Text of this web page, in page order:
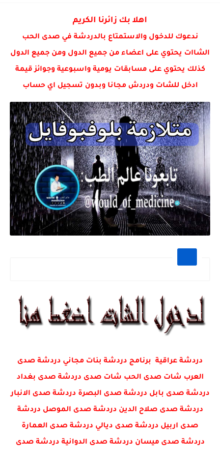
اهلا بك زائرنا الكريم
ندعوك للدخول والاستمتاع بالدردشة في صدى الحب
الشاات يحتوي على اعضاء من جميع الدول ومن جميع الدول
كذلك يحتوي على مسابقات يومية واسبوعية وجوائز قيمة
ادخل للشات ودردش مجانا وبدون تسجيل اي حساب
دردشة عراقية برنامج دردشة بنات مجاني دردشة صدى
العرب شات صدى الحب شات صدى دردشة صدى بغداد
دردشة صدى بابل دردشة صدى البصرة دردشة صدى الانبار
دردشة صدى صلاح الدين دردشة صدى الموصل دردشة
صدى اربيل دردشة صدى ديالي دردشة صدى العمارة
دردشة صدى ميسان دردشة صدى الدوانية دردشة صدى